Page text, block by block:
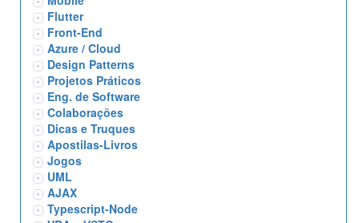
Flutter
Front-End
Azure / Cloud
Design Patterns
Projetos Práticos
Eng. de Software
Colaborações
Dicas e Truques
Apostilas-Livros
Jogos
UML
AJAX
Typescript-Node